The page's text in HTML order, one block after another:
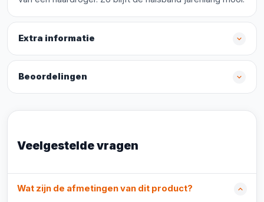
Extra informatie
Beoordelingen
Veelgestelde vragen
Wat zijn de afmetingen van dit product?